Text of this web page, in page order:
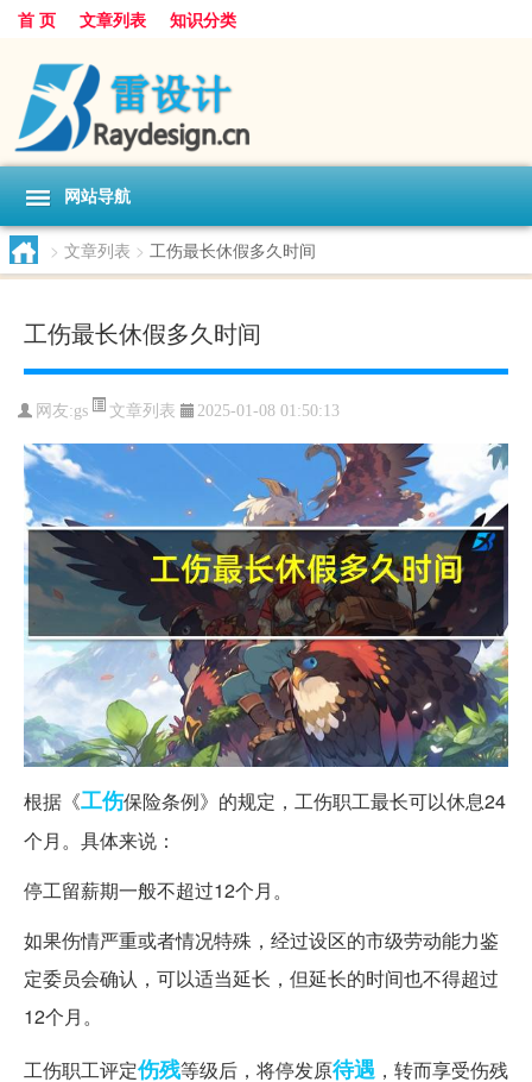
首 页 文章列表 知识分类
网站导航
> 文章列表 > 工伤最长休假多久时间
工伤最长休假多久时间
网友:gs 文章列表 2025-01-08 01:50:13
根据《工伤保险条例》的规定，工伤职工最长可以休息24
个月。具体来说：
停工留薪期一般不超过12个月。
如果伤情严重或者情况特殊，经过设区的市级劳动能力鉴
定委员会确认，可以适当延长，但延长的时间也不得超过
12个月。
工伤职工评定伤残等级后，将停发原待遇 ，转而享受伤残